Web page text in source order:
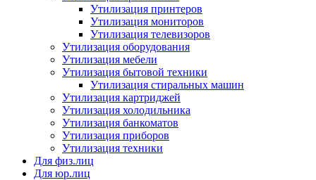
Утилизация принтеров
Утилизация мониторов
Утилизация телевизоров
Утилизация оборудования
Утилизация мебели
Утилизация бытовой техники
Утилизация стиральных машин
Утилизация картриджей
Утилизация холодильника
Утилизация банкоматов
Утилизация приборов
Утилизация техники
Для физ.лиц
Для юр.лиц